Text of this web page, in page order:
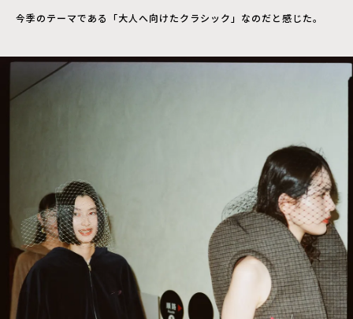
今季のテーマである「大人へ向けたクラシック」なのだと感じた。